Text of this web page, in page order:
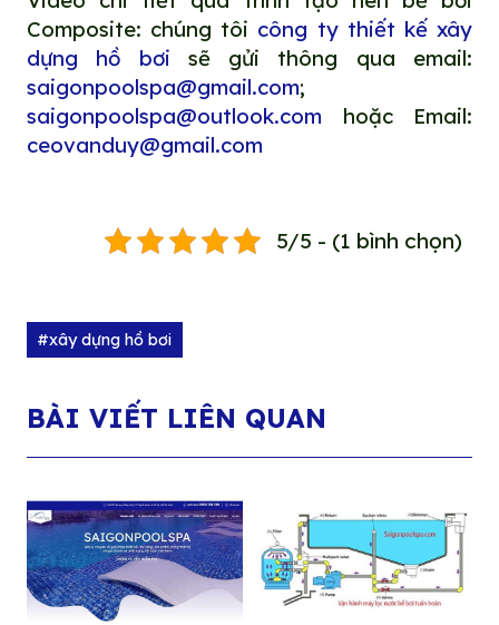
Composite: chúng tôi công ty thiết kế xây
dựng hồ bơi sẽ gửi thông qua email:
saigonpoolspa@gmail.com;
saigonpoolspa@outlook.com hoặc Email:
ceovanduy@gmail.com
5/5 - (1 bình chọn)
#xây dựng hồ bơi
BÀI VIẾT LIÊN QUAN